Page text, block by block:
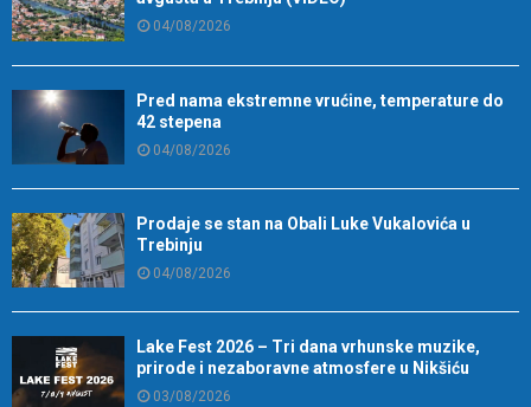
04/08/2026
Pred nama ekstremne vrućine, temperature do
42 stepena
04/08/2026
Prodaje se stan na Obali Luke Vukalovića u
Trebinju
04/08/2026
Lake Fest 2026 – Tri dana vrhunske muzike,
prirode i nezaboravne atmosfere u Nikšiću
03/08/2026